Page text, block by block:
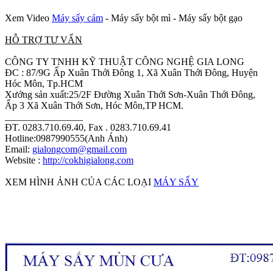
Xem Video Máy sấy cám - Máy sấy bột mì - Máy sấy bột gạo
HỖ TRỢ TƯ VẤN
CÔNG TY TNHH KỸ THUẬT CÔNG NGHỆ GIA LONG
ĐC : 87/9G Ấp Xuân Thới Đông 1, Xã Xuân Thới Đông, Huyện
Hóc Môn, Tp.HCM
Xưởng sản xuất:25/2F Đường Xuân Thới Sơn-Xuân Thới Đông,
Ấp 3 Xã Xuân Thới Sơn, Hóc Môn,TP HCM.
ĐT. 0283.710.69.40, Fax . 0283.710.69.41
Hotline:0987990555(Anh Ánh)
Email: gialongcom@gmail.com
Website : http://cokhigialong.com
XEM HÌNH ẢNH CỦA CÁC LOẠI MÁY SẤY